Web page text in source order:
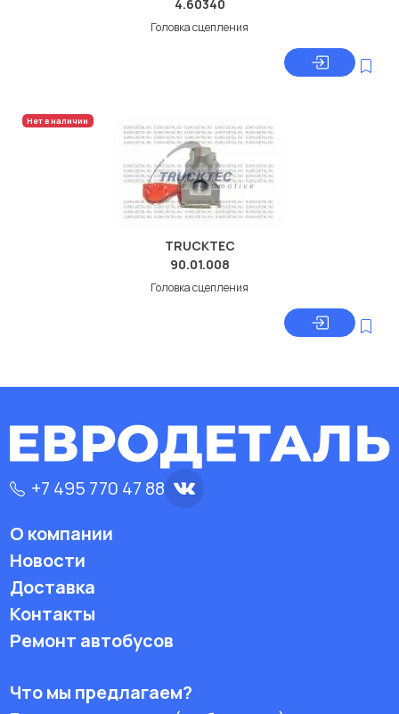
4.60340
Головка сцепления
Нет в наличии
TRUCKTEC
90.01.008
Головка сцепления
+7 495 770 47 88
О компании
Новости
Доставка
Контакты
Ремонт автобусов
Что мы предлагаем?